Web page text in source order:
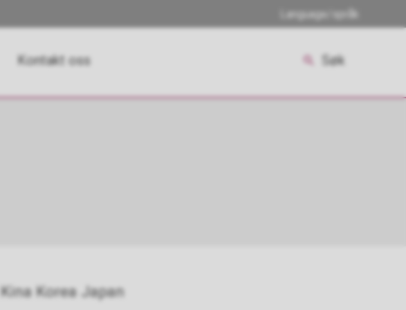
Language/språk
Kontakt oss Søk
Kina Korea Japan